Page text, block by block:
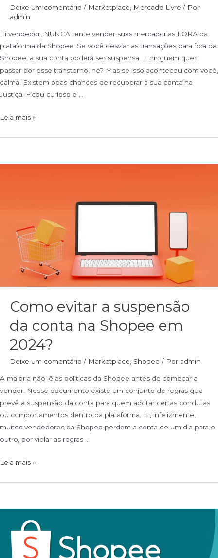
Deixe um comentário / Marketplace Mercado Livre / Por
admin
Ei vendedor, NUNCA tente vender suas mercadorias FORA da
plataforma da Shopee. Se você desviar as transações para fora da
Shopee, a sua conta poderá ser suspensa. E ninguém quer
passar por esse transtorno, né? Mas se isso aconteceu com você,
calma! Existem boas chances de recuperar a sua conta na
Justiça. Ficou curioso e …
Leia mais »
Como evitar a suspensão
da conta na Shopee em
2024?
Deixe um comentário / Marketplace Shopee / Por admin
A maioria não lê as políticas da Shopee antes de começar a
vender. Nesse documento existe um conjunto de regras que
prevê a suspensão da conta para quem adotar certas condutas
ou comportamentos dentro da plataforma. E, infelizmente,
muitos vendedores da Shopee perdem a conta de um dia para o
outro, por violar as regras …
Leia mais »